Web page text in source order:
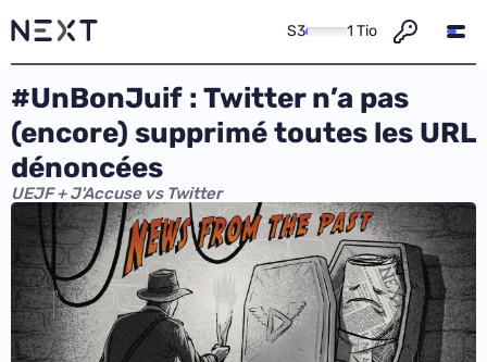
S3 1 Tio
#UnBonJuif : Twitter n’a pas
(encore) supprimé toutes les URL
dénoncées
UEJF + J'Accuse vs Twitter